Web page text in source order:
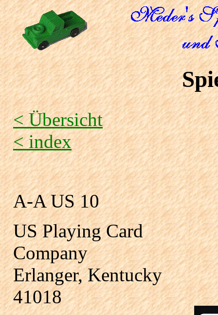
< Übersicht
< index
A-A US 10
US Playing Card
Company
Erlanger, Kentucky
41018